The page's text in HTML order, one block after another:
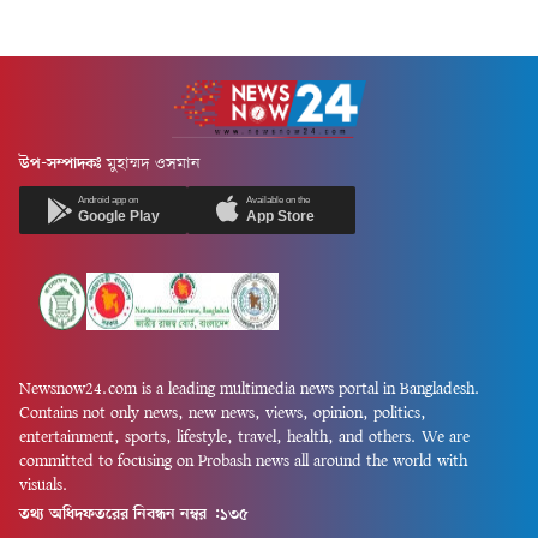
উপ-সম্পাদকঃ মুহাম্মদ ওসমান
Android app on
Google Play
Available on the
App Store
Newsnow24.com is a leading multimedia news portal in Bangladesh.
Contains not only news, new news, views, opinion, politics,
entertainment, sports, lifestyle, travel, health, and others. We are
committed to focusing on Probash news all around the world with
visuals.
তথ্য অধিদফতরের নিবন্ধন নম্বর :১৩৫